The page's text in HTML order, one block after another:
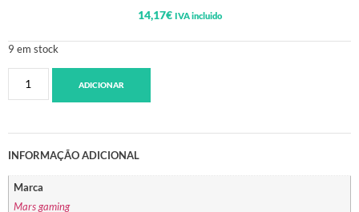
14,17€ IVA incluido
9 em stock
ADICIONAR
INFORMAÇÃO ADICIONAL
Marca
Mars gaming